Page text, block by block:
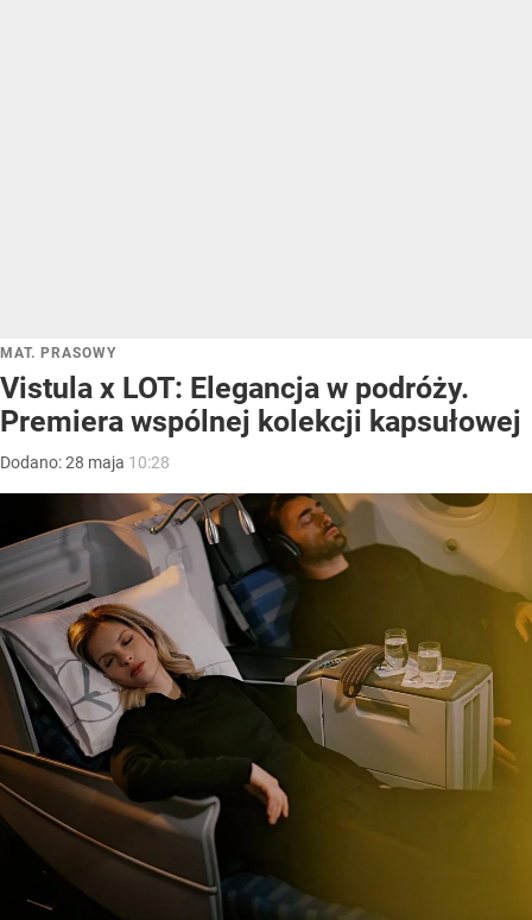
MAT. PRASOWY
Vistula x LOT: Elegancja w podróży.
Premiera wspólnej kolekcji kapsułowej
Dodano:28 maja 10:28